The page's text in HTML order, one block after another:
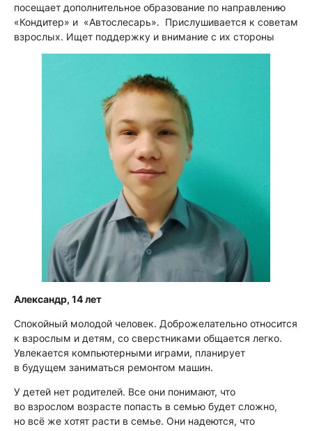
посещает дополнительное образование по направлению
«Кондитер» и «Автослесарь». Прислушивается к советам
взрослых. Ищет поддержку и внимание с их стороны
Александр, 14 лет
Спокойный молодой человек. Доброжелательно относится
к взрослым и детям, со сверстниками общается легко.
Увлекается компьютерными играми, планирует
в будущем заниматься ремонтом машин.
У детей нет родителей. Все они понимают, что
во взрослом возрасте попасть в семью будет сложно,
но всё же хотят расти в семье. Они надеются, что